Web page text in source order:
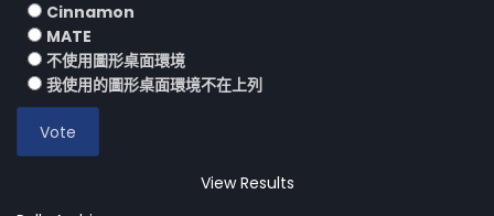
Cinnamon
MATE
不使用圖形桌面環境
我使用的圖形桌面環境不在上列
View Results